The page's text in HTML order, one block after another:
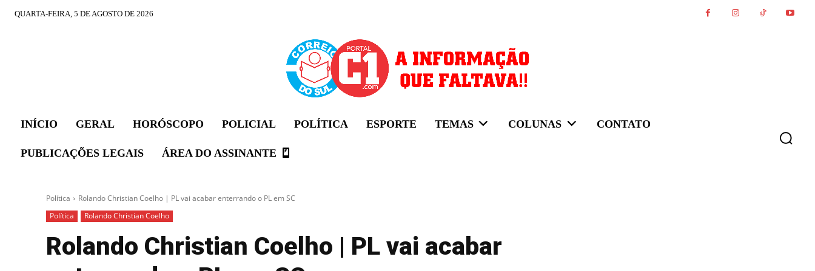
QUARTA-FEIRA, 5 DE AGOSTO DE 2026
INÍCIO GERAL HORÓSCOPO POLICIAL POLÍTICA ESPORTE TEMAS COLUNAS CONTATO
PUBLICAÇÕES LEGAIS ÁREA DO ASSINANTE
Política
Rolando Christian Coelho | PL vai acabar enterrando o PL em SC
Política
Rolando Christian Coelho
Rolando Christian Coelho | PL vai acabar